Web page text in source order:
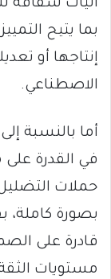
آليات شفافة
بما يتيح
إنتاجها أو
الاصطناعي.
أما بالنسبة
في القدرة
حملات
بصورة كاملة،
قادرة على
مستويات